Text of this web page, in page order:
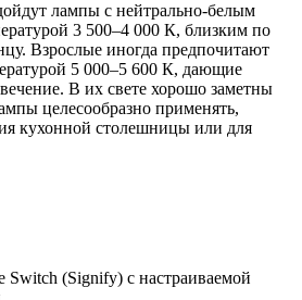
лампы с нейтрально-белым
3 500–4 000 К, близким по
Взрослые иногда предпочитают
5 000–5 600 К, дающие
В их свете хорошо заметны
целесообразно применять,
кухонной столешницы или для
Switch (Signify) с настраиваемой